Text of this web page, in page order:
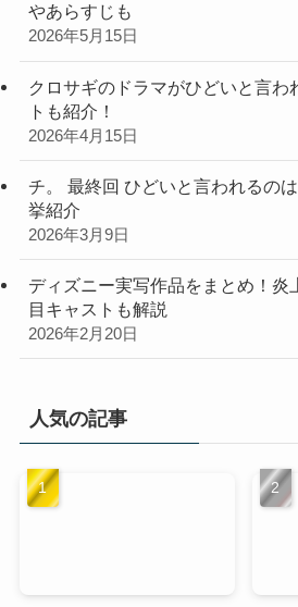
やあらすじも
2026年5月15日
クロサギのドラマがひどいと言わ
トも紹介！
2026年4月15日
チ。 最終回 ひどいと言われるの
挙紹介
2026年3月9日
ディズニー実写作品をまとめ！炎
目キャストも解説
2026年2月20日
人気の記事